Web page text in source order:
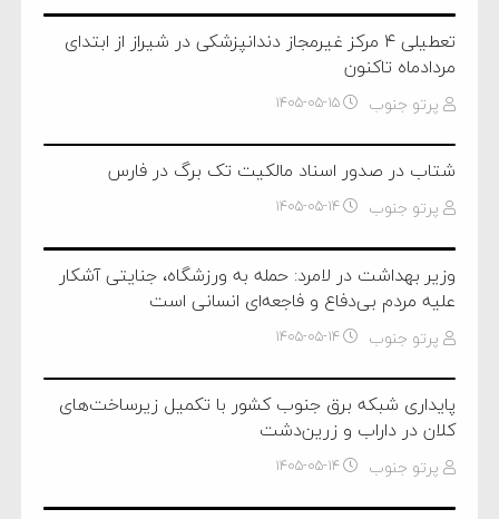
تعطیلی ۴ مرکز غیرمجاز دندانپزشکی در شیراز از ابتدای
مردادماه تاکنون
پرتو جنوب ۱۴۰۵-۰۵-۱۵
شتاب در صدور اسناد مالکیت تک برگ در فارس
پرتو جنوب ۱۴۰۵-۰۵-۱۴
وزیر بهداشت در لامرد: حمله به ورزشگاه، جنایتی آشکار
علیه مردم بی‌دفاع و فاجعه‌ای انسانی است
پرتو جنوب ۱۴۰۵-۰۵-۱۴
پایداری شبکه برق جنوب کشور با تکمیل زیرساخت‌های
کلان در داراب و زرین‌دشت
پرتو جنوب ۱۴۰۵-۰۵-۱۴